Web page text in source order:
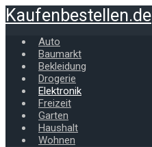
Zum
Hauptinhalt
springen
Kaufenbestellen.de
Auto
Baumarkt
Bekleidung
Drogerie
Elektronik
Freizeit
Garten
Haushalt
Wohnen